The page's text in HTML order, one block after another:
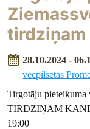
tirdziņam
28.10.2024 -
vecpilsētas
Tirgotāju
TIRDZIŅAM
19:00